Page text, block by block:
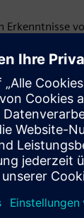
Erkenntnisse
des